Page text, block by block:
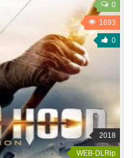
0
1693
0
2018
WEB-DLRip